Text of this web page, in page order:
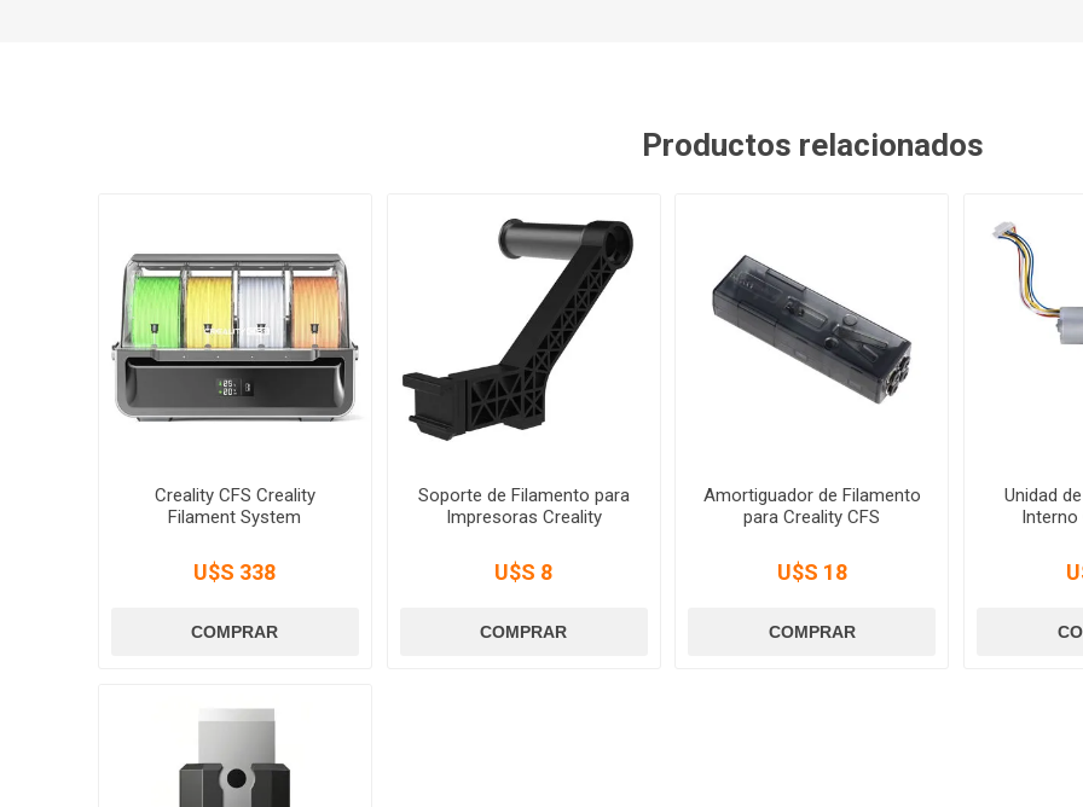
Productos relacionados
Creality CFS Creality
Filament System
U$S 338
Soporte de Filamento para
Impresoras Creality
U$S 8
Amortiguador de Filamento
para Creality CFS
U$S 18
Unidad
Interno